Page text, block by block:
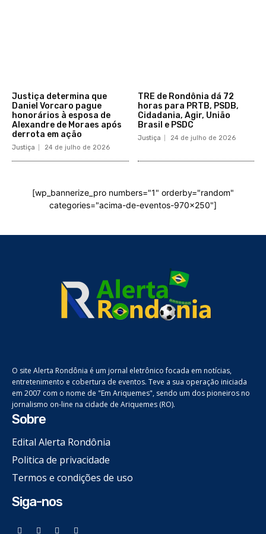
Justiça determina que
Daniel Vorcaro pague
honorários à esposa de
Alexandre de Moraes após
derrota em ação
Justiça 24 de julho de 2026
TRE de Rondônia dá 72
horas para PRTB, PSDB,
Cidadania, Agir, União
Brasil e PSDC
Justiça 24 de julho de 2026
[wp_bannerize_pro numbers="1" orderby="random"
categories="acima-de-eventos-970x250"]
O site Alerta Rondônia é um jornal eletrônico focada em notícias,
entretenimento e cobertura de eventos. Teve a sua operação iniciada
em 2007 com o nome de "Em Ariquemes", sendo um dos pioneiros no
jornalismo on-line na cidade de Ariquemes (RO).
Sobre
Edital Alerta Rondônia
Politica de privacidade
Termos e condições de uso
Siga-nos